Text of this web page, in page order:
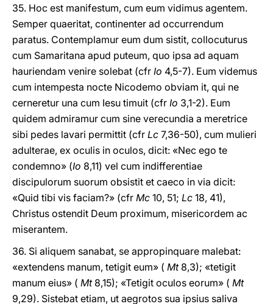
35. Hoc est manifestum, cum eum vidimus agentem.
Semper quaeritat, continenter ad occurrendum
paratus. Contemplamur eum dum sistit, collocuturus
cum Samaritana apud puteum, quo ipsa ad aquam
hauriendam venire solebat (cfr Io 4,5-7). Eum videmus
cum intempesta nocte Nicodemo obviam it, qui ne
cerneretur una cum Iesu timuit (cfr Io 3,1-2). Eum
quidem admiramur cum sine verecundia a meretrice
sibi pedes lavari permittit (cfr Lc 7,36-50), cum mulieri
adulterae, ex oculis in oculos, dicit: «Nec ego te
condemno» (Io 8,11) vel cum indifferentiae
discipulorum suorum obsistit et caeco in via dicit:
«Quid tibi vis faciam?» (cfr Mc 10, 51; Lc 18, 41),
Christus ostendit Deum proximum, misericordem ac
miserantem.
36. Si aliquem sanabat, se appropinquare malebat:
«extendens manum, tetigit eum» ( Mt8,3); «tetigit
manum eius» ( Mt8,15); «Tetigit oculos eorum» ( Mt
9,29). Sistebat etiam, ut aegrotos sua ipsius saliva